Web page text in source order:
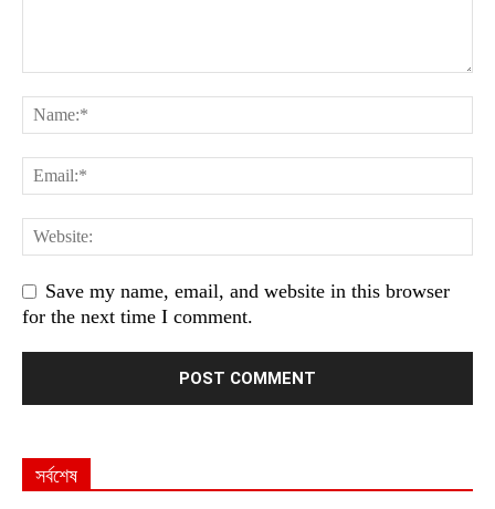
Save my name, email, and website in this browser
for the next time I comment.
সর্বশেষ